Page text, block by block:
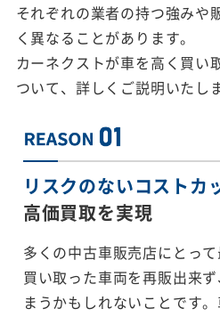
それぞれの業者の持つ強みや
く異なることがあります。
カーネクストが車を高く買い
ついて、詳しくご説明いたし
リスクのないコストカ
高価買取を実現
多くの中古車販売店にとって
買い取った車両を再販出来
まうかもしれないことです